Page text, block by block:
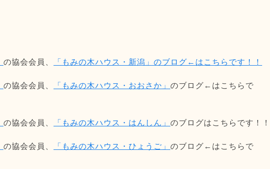
の協会会員、 「もみの木ハウス・新潟」のブログ←はこちらです！！
の協会会員、 「もみの木ハウス・おおさか」 のブログ←はこちらで
の協会会員、 「もみの木ハウス・はんしん」 のブログはこちらです！！
の協会会員、 「もみの木ハウス・ひょうご」 のブログ←はこちらで